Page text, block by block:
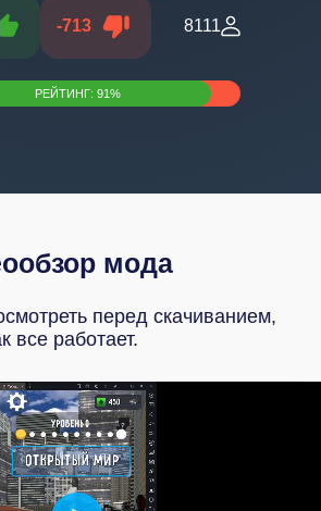
-713 8111
РЕЙТИНГ: 91%
мода
перед скачиванием,
все работает.